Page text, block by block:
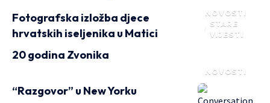
NOVOSTI
STARE
VIJESTI
Fotografska izložba djece
hrvatskih iseljenika u Matici
NOVOSTI
20 godina Zvonika
“Razgovor” u New Yorku